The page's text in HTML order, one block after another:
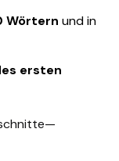
Wörtern und in
ersten